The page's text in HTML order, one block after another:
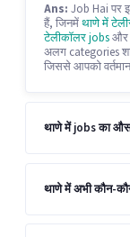
Ans: Job Hai पर
हैं, जिनमेंथाणे में
टेलीकॉलर jobsऔर
अलग categories
जिससे आपको
थाणे में jobs का
थाणे में अभी कौन-